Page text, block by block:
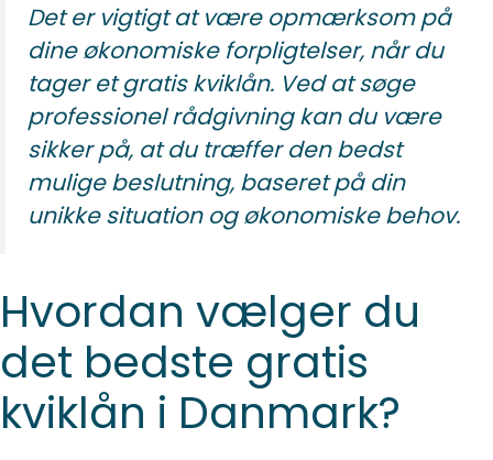
Det er vigtigt at være opmærksom på
dine økonomiske forpligtelser, når du
tager et gratis kviklån. Ved at søge
professionel rådgivning kan du være
sikker på, at du træffer den bedst
mulige beslutning, baseret på din
unikke situation og økonomiske behov.
Hvordan vælger du
det bedste gratis
kviklån i Danmark?